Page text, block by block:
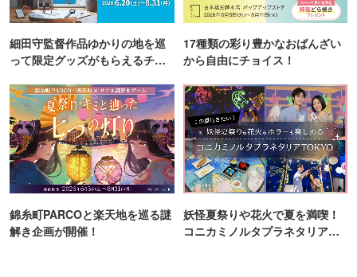
細田守監督作品ゆかりの地を巡
って限定グッズがもらえるチャ
17種類の彩り豊かなおばんざい
から自由にチョイス！
錦糸町PARCOと楽天地を巡る謎
解き企画が開催！
妖怪夏祭りや花火で夏を満喫！
コニカミノルタプラネタリア